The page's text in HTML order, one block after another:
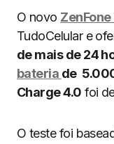
O novo ZenFone
TudoCelular e
de mais de 24
bateria de
Charge 4.0 foi
O teste foi